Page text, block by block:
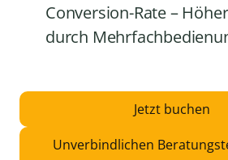
Conversion-Rate –
durch
Jetzt buchen
Unverbindlichen